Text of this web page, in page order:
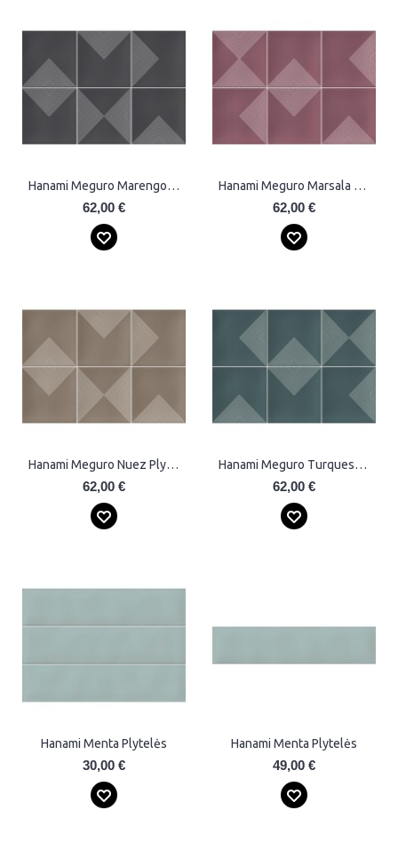
Hanami Meguro Marengo Plytelės
62,00 €
Hanami Meguro Marsala Plytelės
62,00 €
Hanami Meguro Nuez Plytelės
62,00 €
Hanami Meguro Turquesa Plytelės
62,00 €
Hanami Menta Plytelės
30,00 €
Hanami Menta Plytelės
49,00 €